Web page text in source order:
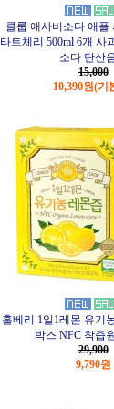
클룹 애사비소다 애플
타트체리 500ml 6개 사
소다 탄산
15,000
10,390원(기
홀베리 1일1레몬 유기
박스 NFC 착즙
29,900
9,790원